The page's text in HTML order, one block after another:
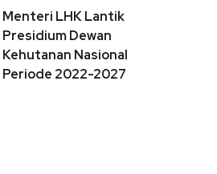
Menteri LHK Lantik
Presidium Dewan
Kehutanan Nasional
Periode 2022-2027